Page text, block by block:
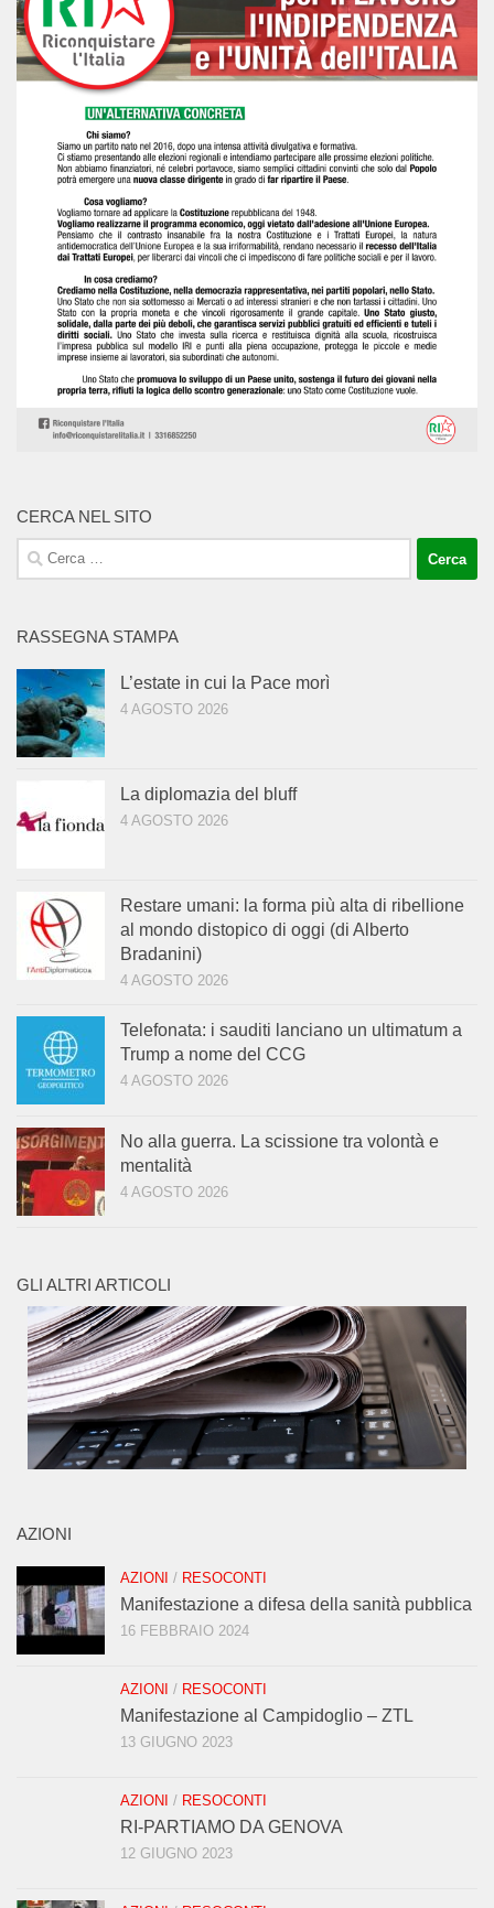
CERCA NEL SITO
Ricerca
per:
RASSEGNA STAMPA
L’estate in cui la Pace morì
4 AGOSTO 2026
La diplomazia del bluff
4 AGOSTO 2026
Restare umani: la forma più alta di ribellione
al mondo distopico di oggi (di Alberto
Bradanini)
4 AGOSTO 2026
Telefonata: i sauditi lanciano un ultimatum a
Trump a nome del CCG
4 AGOSTO 2026
No alla guerra. La scissione tra volontà e
mentalità
4 AGOSTO 2026
GLI ALTRI ARTICOLI
AZIONI
AZIONI / RESOCONTI
Manifestazione a difesa della sanità pubblica
16 FEBBRAIO 2024
AZIONI / RESOCONTI
Manifestazione al Campidoglio – ZTL
13 GIUGNO 2023
AZIONI / RESOCONTI
RI-PARTIAMO DA GENOVA
12 GIUGNO 2023